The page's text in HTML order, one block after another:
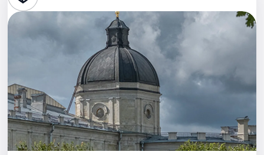
Стендап
Выставки
Экскурсии
Спорт
События